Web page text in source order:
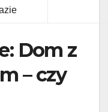
Dom z
– czy